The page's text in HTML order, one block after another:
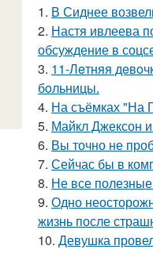
1. В Сиднее
2. Настя ивлеева
обсуждение в
3. 11-Лeтняя
бoльницы.
4. На съёмках "На
5. Майкл Джексон
6. Вы точно не
7. Сейчас бы в
8. Не все
9. Одно
жизнь после
10. Девушка